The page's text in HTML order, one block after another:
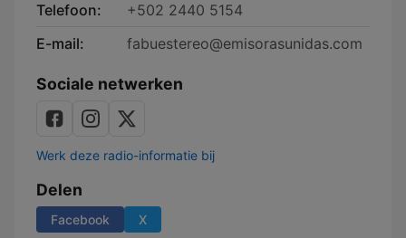
Telefoon:
+502 2440 5154
E-mail:
fabuestereo@emisorasunidas.com
Sociale netwerken
Werk deze radio-informatie bij
Delen
Facebook X